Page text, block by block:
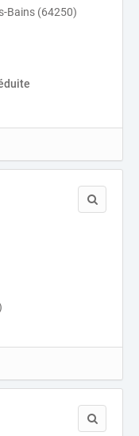
Bains (64250)